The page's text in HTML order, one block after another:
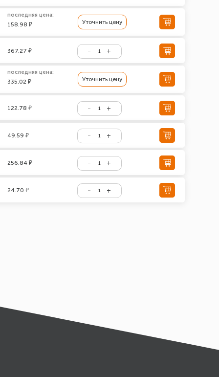
последняя цена:
158.98 ₽ Уточнить цену
367.27 ₽
последняя цена:
335.02 ₽ Уточнить цену
122.78 ₽
49.59 ₽
256.84 ₽
24.70 ₽